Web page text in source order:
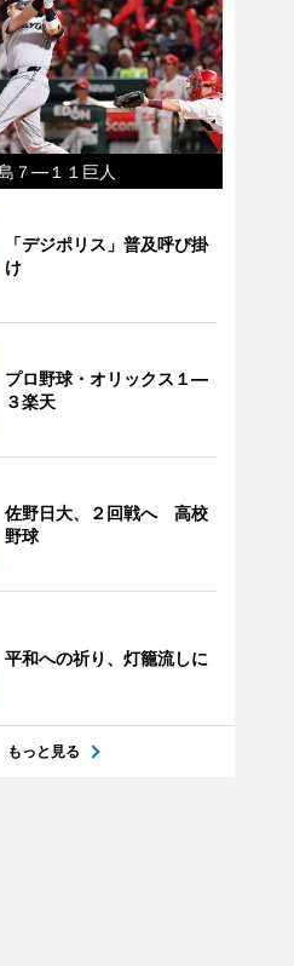
７―１１巨人
「デジポリス」普及呼び掛
け
プロ野球・オリックス１―
３楽天
佐野日大、２回戦へ 高校
野球
平和への祈り、灯籠流しに
もっと見る